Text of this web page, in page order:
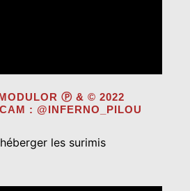
Ⓟ & © 2022
: @INFERNO_PILOU
les surimis